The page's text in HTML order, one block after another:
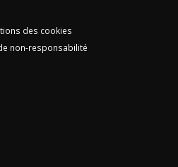
des cookies
non-responsabilité